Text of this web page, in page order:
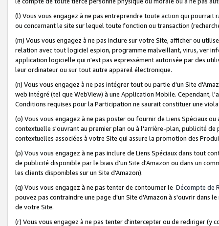
(l) Vous vous engagez à ne pas entreprendre toute action qui
ou concernant le site sur lequel toute fonction ou transaction
(m) Vous vous engagez à ne pas inclure sur votre Site, afficher ou
relation avec tout logiciel espion, programme malveillant, virus, ver
application logicielle qui n'est pas expressément autorisée par des
leur ordinateur ou sur tout autre appareil électronique.
(n) Vous vous engagez à ne pas intégrer tout ou partie d'un Site
web intégré (tel que WebView) à une Application Mobile. Cependant,
Conditions requises pour la Participation ne saurait constituer une
(o) Vous vous engagez à ne pas poster ou fournir de Liens Spéciaux
contextuelle s'ouvrant au premier plan ou à l'arrière-plan, publicité
contextuelles associées à votre Site qui assure la promotion des
(p) Vous vous engagez à ne pas inclure de Liens Spéciaux dans tout
de publicité disponible par le biais d'un Site d'Amazon ou dans un
les clients disponibles sur un Site d'Amazon).
(q) Vous vous engagez à ne pas tenter de contourner le Décompte de
pouvez pas contraindre une page d'un Site d'Amazon à s'ouvrir dans
de votre Site.
(r) Vous vous engagez à ne pas tenter d'intercepter ou de rediriger